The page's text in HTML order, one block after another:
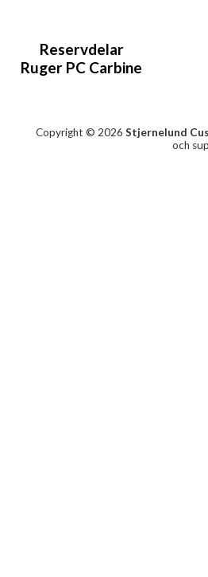
Reservdelar
Ruger PC Carbine
Copyright © 2026 Stjernelund
och